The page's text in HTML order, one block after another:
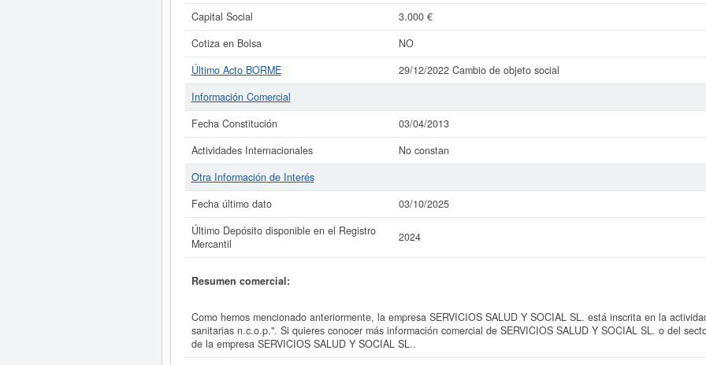
Capital Social
3.000 €
Cotiza en Bolsa
NO
Último Acto BORME
29/12/2022 Cambio de objeto social
Información Comercial
Fecha Constitución
03/04/2013
Actividades Internacionales
No constan
Otra Información de Interés
Fecha último dato
03/10/2025
Último Depósito disponible en el Registro
Mercantil
2024
Resumen comercial:
Como hemos mencionado anteriormente, la empresa SERVICIOS SALUD Y SOCIAL SL. está inscrita en la
sanitarias n.c.o.p.". Si quieres conocer más información comercial de SERVICIOS SALUD Y SOCIAL SL. o del
de la empresa SERVICIOS SALUD Y SOCIAL SL..